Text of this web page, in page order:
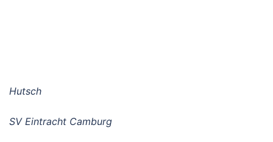
Hutsch
SV Eintracht Camburg